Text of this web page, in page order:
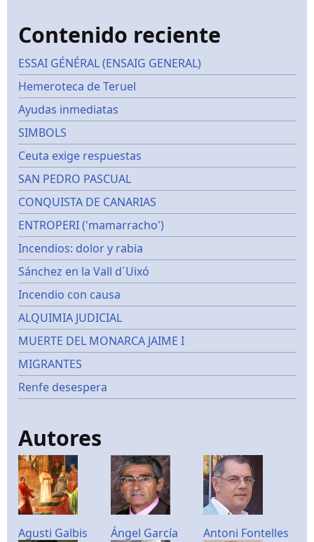
Contenido reciente
ESSAI GÉNÉRAL (ENSAIG GENERAL)
Hemeroteca de Teruel
Ayudas inmediatas
SIMBOLS
Ceuta exige respuestas
SAN PEDRO PASCUAL
CONQUISTA DE CANARIAS
ENTROPERI ('mamarracho')
Incendios: dolor y rabia
Sánchez en la Vall d´Uixó
Incendio con causa
ALQUIMIA JUDICIAL
MUERTE DEL MONARCA JAIME I
MIGRANTES
Renfe desespera
Autores
Agusti Galbis Ángel García Antoni Fontelles